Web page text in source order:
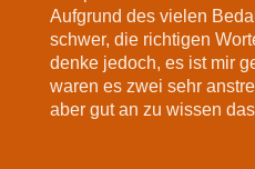
Aufgrund des vielen
schwer, die richtigen
denke jedoch, es ist mir
waren es zwei sehr
aber gut an zu wissen